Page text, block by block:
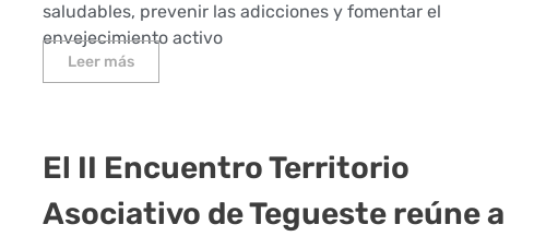
saludables, prevenir las adicciones y fomentar el
envejecimiento activo
Leer más
El II Encuentro Territorio
Asociativo de Tegueste reúne a